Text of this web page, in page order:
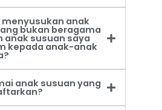
menyusukan anak
bukan beragama
anak susuan saya
kepada anak-anak
anak susuan yang